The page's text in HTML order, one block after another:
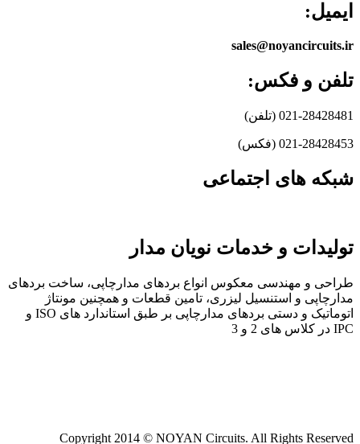
ایمیل:
sales@noyancircuits.ir
تلفن و فکس:
021-28428481 (تلفن)
021-28428453 (فکس)
شبکه های اجتماعی
تولیدات و خدمات نویان مدار
طراحی و مهندسی معکوس انواع بردهای مدارچاپی، ساخت بردهای
مدارچاپی و استنسیل لیزری، تامین قطعات و همچنین مونتاژ
اتوماتیک و دستی بردهای مدارچاپی بر طبق استاندارد های ISO و
IPC در کلاس های 2 و 3
Copyright 2014 © NOYAN Circuits. All Rights Reserved